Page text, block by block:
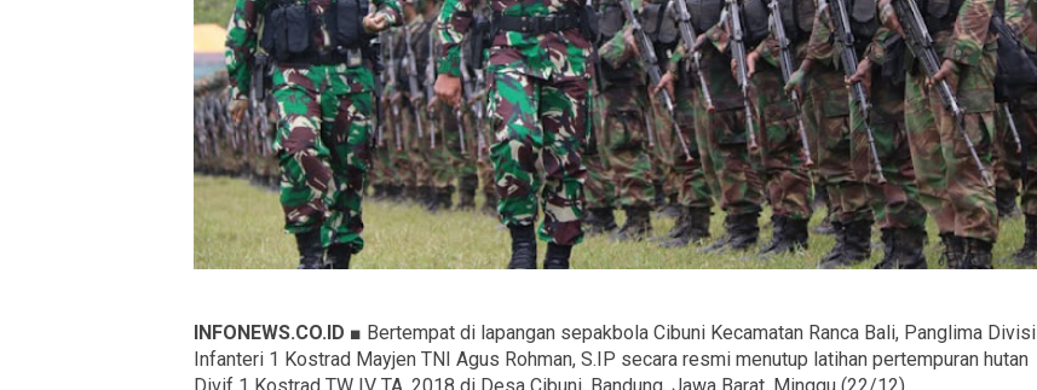
INFONEWS.CO.ID ■ Bertempat di lapangan sepakbola Cibuni Kecamatan Ranca Bali, Panglima Divisi
Infanteri 1 Kostrad Mayjen TNI Agus Rohman, S.IP secara resmi menutup latihan pertempuran hutan